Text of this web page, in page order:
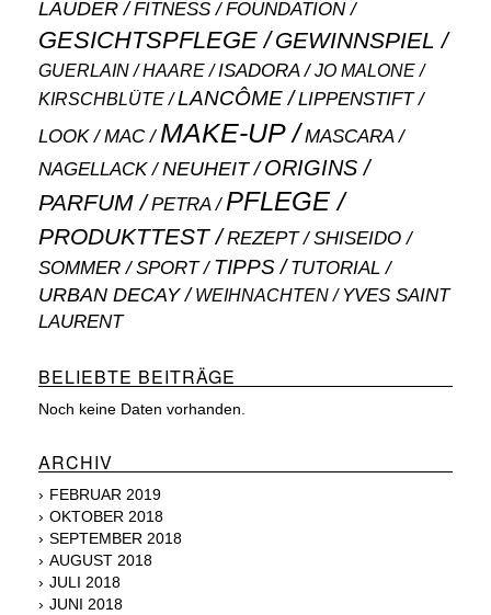
LAUDER
FITNESS FOUNDATION
GESICHTSPFLEGE GEWINNSPIEL
GUERLAIN HAARE ISADORA JO MALONE
KIRSCHBLÜTE LANCÔME LIPPENSTIFT
LOOK MAC MAKE-UP MASCARA
NAGELLACK NEUHEIT ORIGINS
PARFUM PETRA PFLEGE
PRODUKTTEST REZEPT SHISEIDO
SOMMER SPORT TIPPS TUTORIAL
URBAN DECAY WEIHNACHTEN
YVES SAINT
LAURENT
BELIEBTE BEITRÄGE
Noch keine Daten vorhanden.
ARCHIV
FEBRUAR 2019
OKTOBER 2018
SEPTEMBER 2018
AUGUST 2018
JULI 2018
JUNI 2018